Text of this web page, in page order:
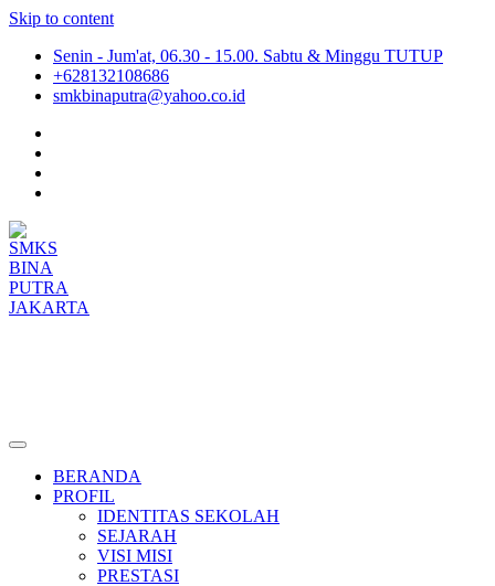
Skip to content
Senin - Jum'at, 06.30 - 15.00. Sabtu & Minggu TUTUP
+628132108686
smkbinaputra@yahoo.co.id
BERANDA
PROFIL
IDENTITAS SEKOLAH
SEJARAH
VISI MISI
PRESTASI